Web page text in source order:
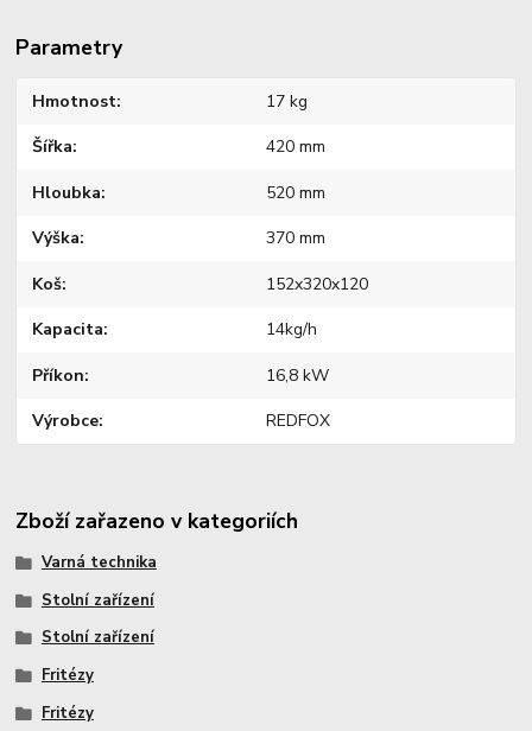
Parametry
Hmotnost 17 kg
Šířka 420 mm
Hloubka 520 mm
Výška 370 mm
Koš 152x320x120
Kapacita 14kg/h
Příkon 16,8 kW
Výrobce REDFOX
Zboží zařazeno v kategoriích
Varná technika
Stolní zařízení
Stolní zařízení
Fritézy
Fritézy